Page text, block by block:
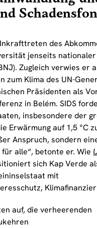
des
jenseits nationaler
Zugleich verwies er
zum Klima des UN-
Präsidenten als
in Belém. SIDS
insbesondere der
Erwärmung auf 1,5 °C
Anspruch, sondern
alle“, betonte er. Wie
sich Kap Verde
mit
auf, die verheerenden